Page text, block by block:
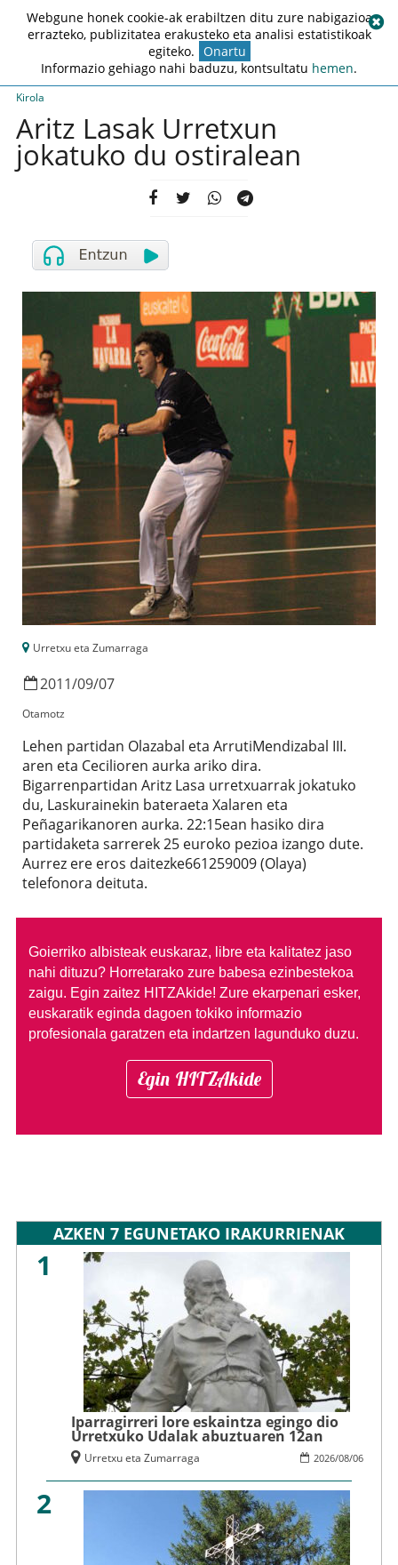
Kirola
Aritz Lasak Urretxun
jokatuko du ostiralean
Urretxu eta Zumarraga
2011/09/07
Otamotz
Lehen partidan Olazabal eta ArrutiMendizabal III.
aren eta Cecilioren aurka ariko dira.
Bigarrenpartidan Aritz Lasa urretxuarrak jokatuko
du, Laskurainekin bateraeta Xalaren eta
Peñagarikanoren aurka. 22:15ean hasiko dira
partidaketa sarrerek 25 euroko pezioa izango dute.
Aurrez ere eros daitezke661259009 (Olaya)
telefonora deituta.
Goierriko albisteak euskaraz, libre eta kalitatez jaso
nahi dituzu? Horretarako zure babesa ezinbestekoa
zaigu. Egin zaitez HITZAkide! Zure ekarpenari esker,
euskaratik eginda dagoen tokiko informazio
profesionala garatzen eta indartzen lagunduko duzu.
Egin HITZAkide
AZKEN 7 EGUNETAKO IRAKURRIENAK
1
Iparragirreri lore eskaintza egingo dio
Urretxuko Udalak abuztuaren 12an
2026/08/06
Urretxu eta Zumarraga
2
Webgune honek cookie-ak erabiltzen ditu zure nabigazioa
errazteko, publizitatea erakusteko eta analisi estatistikoak
egiteko. Onartu
Informazio gehiago nahi baduzu, kontsultatu hemen.